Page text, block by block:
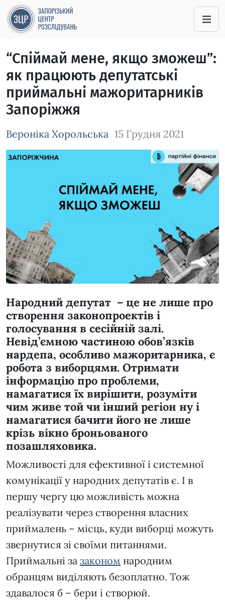
“Спіймай мене, якщо зможеш”:
як працюють депутатські
приймальні мажоритарників
Запоріжжя
Вероніка Хорольська 15 Грудня 2021
Зображення завантажується
Народний депутат – це не лише про
створення законопроектів і
голосування в сесійній залі.
Невід’ємною частиною обов’язків
нардепа, особливо мажоритарника, є
робота з виборцями. Отримати
інформацію про проблеми,
намагатися їх вирішити, розуміти
чим живе той чи інший регіон ну і
намагатися бачити його не лише
крізь вікно броньованого
позашляховика.
Можливості для ефективної і системної
комунікації у народних депутатів є. І в
першу чергу цю можливість можна
реалізувати через створення власних
приймалень – місць, куди виборці можуть
звернутися зі своїми питаннями.
Приймальні за законом народним
обранцям виділяють безоплатно. Тож
здавалося б – бери і створюй.